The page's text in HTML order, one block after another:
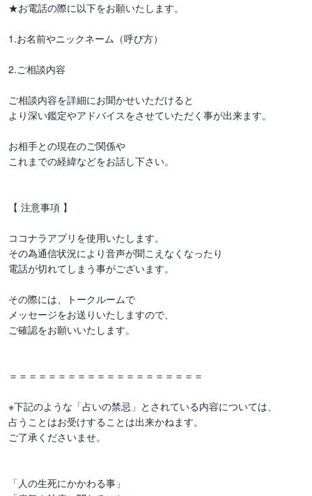
★お電話の際に以下をお願いたします。
1.お名前やニックネーム（呼び方）
2.ご相談内容
ご相談内容を詳細にお聞かせいただけると
より深い鑑定やアドバイスをさせていただく事が出来ます。
お相手との現在のご関係や
これまでの経緯などをお話し下さい。
【 注意事項 】
ココナラアプリを使用いたします。
その為通信状況により音声が聞こえなくなったり
電話が切れてしまう事がございます。
その際には、トークルームで
メッセージをお送りいたしますので、
ご確認をお願いいたします。
＝＝＝＝＝＝＝＝＝＝＝＝＝＝＝＝＝＝＝＝
※下記のような「占いの禁忌」とされている内容については、
占うことはお受けすることは出来かねます。
ご了承くださいませ。
「人の生死にかかわる事」